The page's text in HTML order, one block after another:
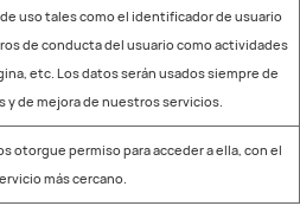
de uso tales como el identificador de usuario
de conducta del usuario como actividades
etc. Los datos serán usados siempre de
y de mejora de nuestros servicios.
otorgue permiso para acceder a ella, con el
más cercano.